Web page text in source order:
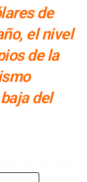
de
el nivel
de la
del